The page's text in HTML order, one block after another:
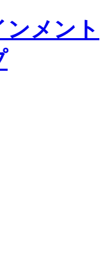
メント